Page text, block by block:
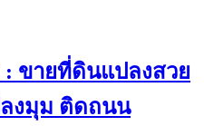
: ขายที่ดินแปลงสวย
ลงมุม ติดถนน